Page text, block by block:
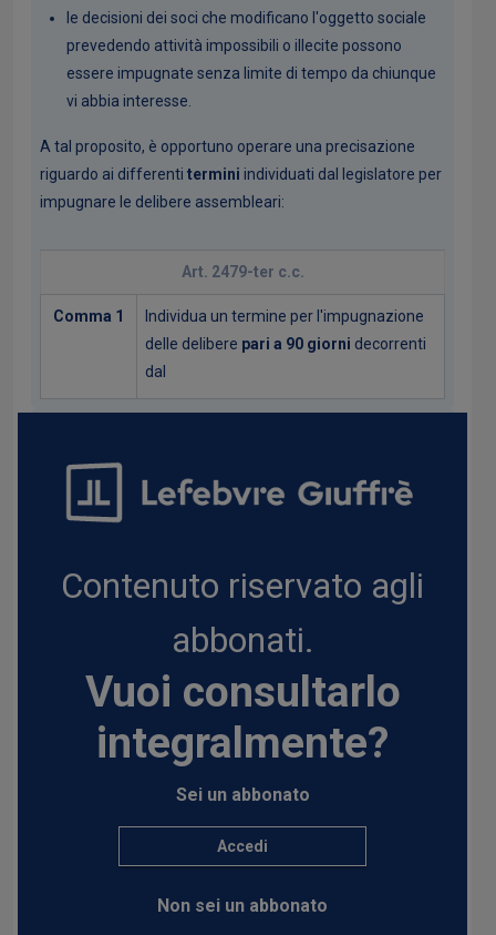
le decisioni dei soci che modificano l'oggetto sociale
prevedendo attività impossibili o illecite possono
essere impugnate senza limite di tempo da chiunque
vi abbia interesse.
A tal proposito, è opportuno operare una precisazione
riguardo ai differenti termini individuati dal legislatore per
impugnare le delibere assembleari:
Art. 2479-ter c.c.
Comma 1
Individua un termine per l'impugnazione
delle delibere pari a 90 giorni decorrenti
dal
Contenuto riservato agli
abbonati.
Vuoi consultarlo
integralmente?
Sei un abbonato
Accedi
Non sei un abbonato